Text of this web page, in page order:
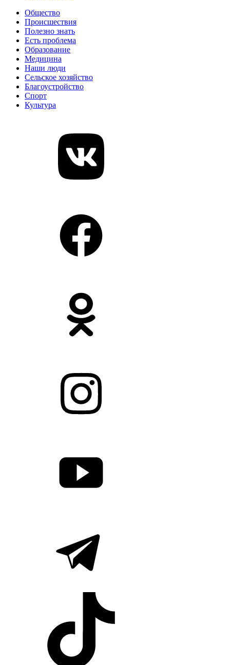
Общество
Происшествия
Полезно знать
Есть проблема
Образование
Медицина
Наши люди
Сельское хозяйство
Благоустройство
Спорт
Культура